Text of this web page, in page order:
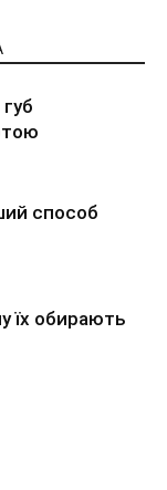
способ
їх обирають